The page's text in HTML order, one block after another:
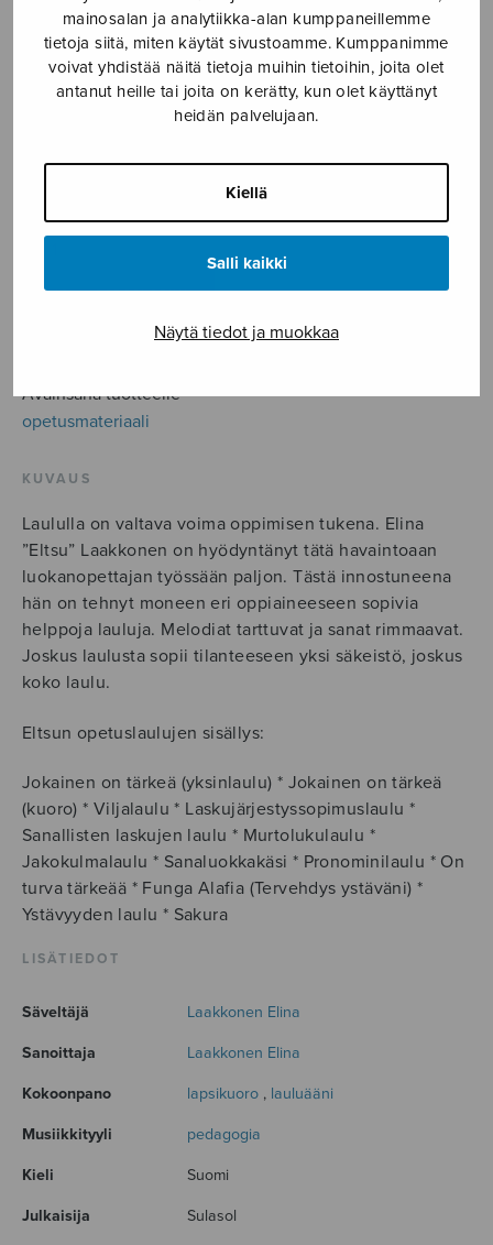
mainosalan ja analytiikka-alan kumppaneillemme
tietoja siitä, miten käytät sivustoamme. Kumppanimme
voivat yhdistää näitä tietoja muihin tietoihin, joita olet
antanut heille tai joita on kerätty, kun olet käyttänyt
heidän palvelujaan.
Kiellä
Salli kaikki
Näytä tiedot ja muokkaa
13,10€
Mainio kokoelma pieniä eri
oppiaineisiin sopivia
myös kotikäyttöön. Soveltuvat
Eltsun
määräLISÄÄ OSTOSKORIIN
Avainsana tuotteelle
opetusmateriaali
KUVAUS
Laululla on valtava voima oppimisen tukena. Elina
”Eltsu” Laakkonen on hyödyntänyt tätä havaintoaan
luokanopettajan työssään paljon. Tästä innostuneena
hän on tehnyt moneen eri oppiaineeseen sopivia
helppoja lauluja. Melodiat tarttuvat ja sanat rimmaavat.
Joskus laulusta sopii tilanteeseen yksi säkeistö, joskus
koko laulu.
Eltsun opetuslaulujen sisällys:
Jokainen on tärkeä (yksinlaulu) * Jokainen on tärkeä
(kuoro) * Viljalaulu * Laskujärjestyssopimuslaulu *
Sanallisten laskujen laulu * Murtolukulaulu *
Jakokulmalaulu * Sanaluokkakäsi * Pronominilaulu * On
turva tärkeää * Funga Alafia (Tervehdys ystäväni) *
Ystävyyden laulu * Sakura
LISÄTIEDOT
Säveltäjä Laakkonen Elina
Sanoittaja Laakkonen Elina
Kokoonpano lapsikuoro , lauluääni
Musiikkityyli pedagogia
Kieli Suomi
Julkaisija Sulasol